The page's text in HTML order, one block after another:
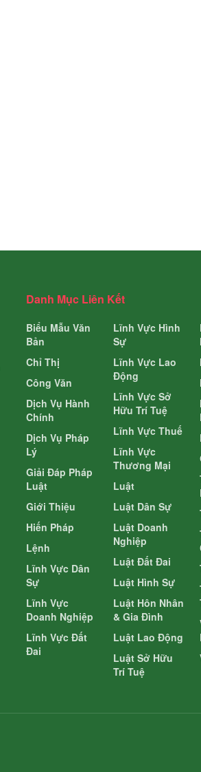
Danh Mục Liên Kết
Biểu Mẫu Văn
Bản
Chỉ Thị
Công Văn
Dịch Vụ Hành
Chính
Dịch Vụ Pháp
Lý
Giải Đáp Pháp
Luật
Giới Thiệu
Hiến Pháp
Lệnh
Lĩnh Vực Dân
Sự
Lĩnh Vực
Doanh Nghiệp
Lĩnh Vực Đất
Đai
Lĩnh Vực Hình
Sự
Lĩnh Vực Lao
Động
Lĩnh Vực Sở
Hữu Trí Tuệ
Lĩnh Vực Thuế
Lĩnh Vực
Thương Mại
Luật
Luật Dân Sự
Luật Doanh
Nghiệp
Luật Đất Đai
Luật Hình Sự
Luật Hôn Nhân
& Gia Đình
Luật Lao Động
Luật Sở Hữu
Trí Tuệ